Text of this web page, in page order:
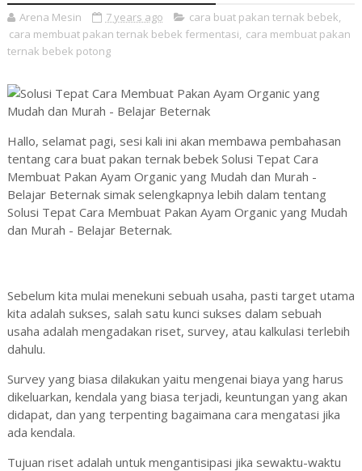
Arena Mesin 7 years ago cara buat pakan ternak bebek,
cara membuat pakan ternak bebek fermentasi, cara membuat pakan
ternak bebek potong
Hallo, selamat pagi, sesi kali ini akan membawa pembahasan
tentang cara buat pakan ternak bebek Solusi Tepat Cara
Membuat Pakan Ayam Organic yang Mudah dan Murah -
Belajar Beternak simak selengkapnya lebih dalam tentang
Solusi Tepat Cara Membuat Pakan Ayam Organic yang Mudah
dan Murah - Belajar Beternak.
Sebelum kita mulai menekuni sebuah usaha, pasti target utama
kita adalah sukses, salah satu kunci sukses dalam sebuah
usaha adalah mengadakan riset, survey, atau kalkulasi terlebih
dahulu.
Survey yang biasa dilakukan yaitu mengenai biaya yang harus
dikeluarkan, kendala yang biasa terjadi, keuntungan yang akan
didapat, dan yang terpenting bagaimana cara mengatasi jika
ada kendala.
Tujuan riset adalah untuk mengantisipasi jika sewaktu-waktu